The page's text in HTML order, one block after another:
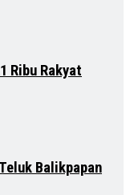
Ribu Rakyat
Balikpapan